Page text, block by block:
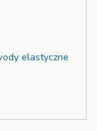
elastyczne